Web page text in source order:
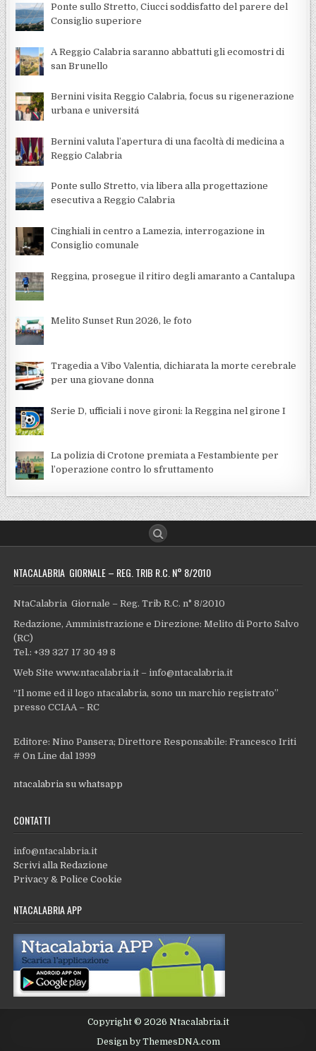
Ponte sullo Stretto, Ciucci soddisfatto del parere del
Consiglio superiore
A Reggio Calabria saranno abbattuti gli ecomostri di
san Brunello
Bernini visita Reggio Calabria, focus su rigenerazione
urbana e universitá
Bernini valuta l’apertura di una facoltà di medicina a
Reggio Calabria
Ponte sullo Stretto, via libera alla progettazione
esecutiva a Reggio Calabria
Cinghiali in centro a Lamezia, interrogazione in
Consiglio comunale
Reggina, prosegue il ritiro degli amaranto a Cantalupa
Melito Sunset Run 2026, le foto
Tragedia a Vibo Valentia, dichiarata la morte cerebrale
per una giovane donna
Serie D, ufficiali i nove gironi: la Reggina nel girone I
La polizia di Crotone premiata a Festambiente per
l’operazione contro lo sfruttamento
NTACALABRIA GIORNALE – REG. TRIB R.C. N° 8/2010
NtaCalabria Giornale – Reg. Trib R.C. n° 8/2010
Redazione, Amministrazione e Direzione: Melito di Porto Salvo
(RC)
Tel.: +39 327 17 30 49 8
Web Site www.ntacalabria.it – info@ntacalabria.it
“Il nome ed il logo ntacalabria, sono un marchio registrato”
presso CCIAA – RC
Editore: Nino Pansera; Direttore Responsabile: Francesco Iriti
# On Line dal 1999
ntacalabria su whatsapp
CONTATTI
info@ntacalabria.it
Scrivi alla Redazione
Privacy & Police Cookie
NTACALABRIA APP
Copyright © 2026 Ntacalabria.it
Design by ThemesDNA.com